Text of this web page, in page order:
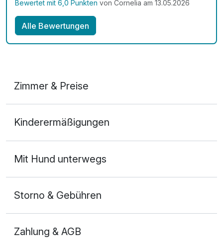
gerne wieder,wenn wir wieder mal in der Gegend sind.
Familie Kremer
Bewertet mit 6,0 Punkten von Cornelia am 13.05.2026
Alle Bewertungen
Zimmer & Preise
2 Erwachsene
Kinderermäßigungen
Mit Hund unterwegs
Storno & Gebühren
Zahlung & AGB